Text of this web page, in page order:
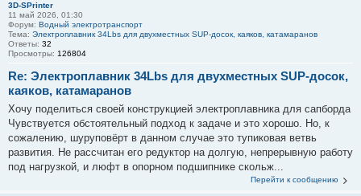
3D-SPrinter
11 май 2026, 01:30
Форум: Водный электротранспорт
Тема: Электроплавник 34Lbs для двухместных SUP-досок, каяков, катамаранов
Ответы: 32
Просмотры: 126804
Re: Электроплавник 34Lbs для двухместных SUP-досок,
каяков, катамаранов
Хочу поделиться своей конструкцией электроплавника для сапборда
Чувствуется обстоятельный подход к задаче и это хорошо. Но, к
сожалению, шуруповёрт в данном случае это тупиковая ветвь
развития. Не рассчитан его редуктор на долгую, непрерывную работу
под нагрузкой, и люфт в опорном подшипнике скольж...
Перейти к сообщению